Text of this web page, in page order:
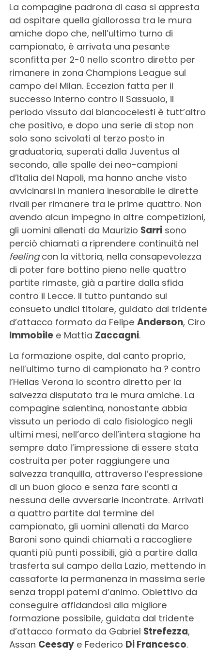
La compagine padrona di casa si appresta
ad ospitare quella giallorossa tra le mura
amiche dopo che, nell’ultimo turno di
campionato, è arrivata una pesante
sconfitta per 2-0 nello scontro diretto per
rimanere in zona Champions League sul
campo del Milan. Eccezion fatta per il
successo interno contro il Sassuolo, il
periodo vissuto dai biancocelesti è tutt’altro
che positivo, e dopo una serie di stop non
solo sono scivolati al terzo posto in
graduatoria, superati dalla Juventus al
secondo, alle spalle dei neo-campioni
d’Italia del Napoli, ma hanno anche visto
avvicinarsi in maniera inesorabile le dirette
rivali per rimanere tra le prime quattro. Non
avendo alcun impegno in altre competizioni,
gli uomini allenati da Maurizio Sarrisono
perciò chiamati a riprendere continuità nel
feelingcon la vittoria, nella consapevolezza
di poter fare bottino pieno nelle quattro
partite rimaste, già a partire dalla sfida
contro il Lecce. Il tutto puntando sul
consueto undici titolare, guidato dal tridente
d’attacco formato da Felipe Anderson, Ciro
Immobilee Mattia Zaccagni.
La formazione ospite, dal canto proprio,
nell’ultimo turno di campionato ha ? contro
l’Hellas Verona lo scontro diretto per la
salvezza disputato tra le mura amiche. La
compagine salentina, nonostante abbia
vissuto un periodo di calo fisiologico negli
ultimi mesi, nell’arco dell’intera stagione ha
sempre dato l’impressione di essere stata
costruita per poter raggiungere una
salvezza tranquilla, attraverso l’espressione
di un buon gioco e senza fare sconti a
nessuna delle avversarie incontrate. Arrivati
a quattro partite dal termine del
campionato, gli uomini allenati da Marco
Baroni sono quindi chiamati a raccogliere
quanti più punti possibili, già a partire dalla
trasferta sul campo della Lazio, mettendo in
cassaforte la permanenza in massima serie
senza troppi patemi d’animo. Obiettivo da
conseguire affidandosi alla migliore
formazione possibile, guidata dal tridente
d’attacco formato da Gabriel Strefezza,
Assan Ceesaye Federico Di Francesco.